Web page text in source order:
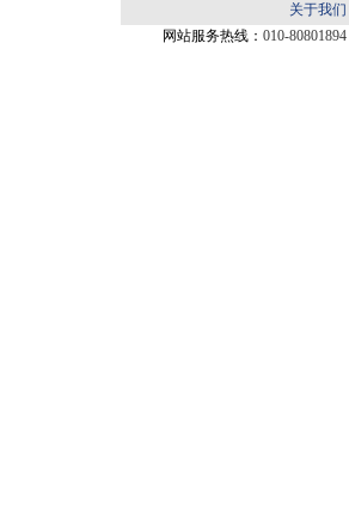
关于我们
网站服务热线： 010-80801894